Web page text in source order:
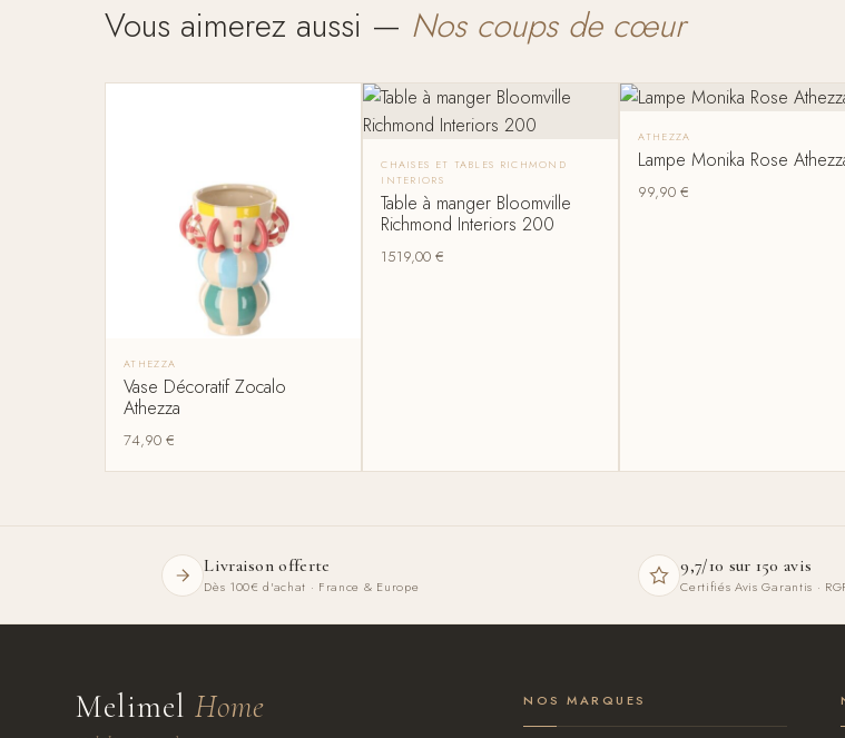
Vous aimerez aussi — Nos coups de cœur
ATHEZZA
Vase Décoratif Zocalo
Athezza
74,90€
CHAISES ET TABLES RICHMOND
INTERIORS
Table à manger Bloomville
Richmond Interiors 200
1519,00€
ATHEZZA
Lampe Monika Rose
99,90€
Livraison offerte
Dès 100€ d'achat · France & Europe
9,7/10 sur 150 avis
Certifiés Avis Garantis ·
MelimelHome NOS MARQUES